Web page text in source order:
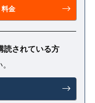
料金
読されている方